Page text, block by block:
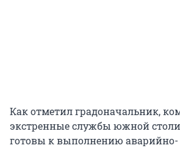
Как отметил градоначальник,
экстренные службы южной
готовы к выполнению аварийно-